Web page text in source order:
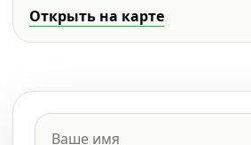
Открыть на карте